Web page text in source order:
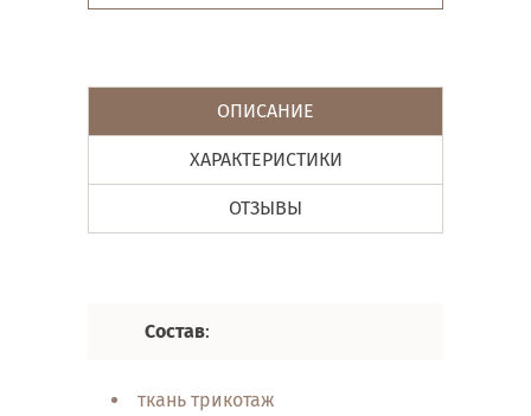
ОПИСАНИЕ
ХАРАКТЕРИСТИКИ
ОТЗЫВЫ
Состав:
ткань трикотаж